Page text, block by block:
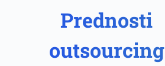
Prednosti
outsourcing